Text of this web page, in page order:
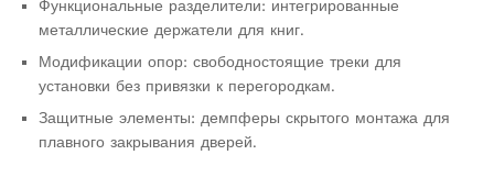
Функциональные разделители: интегрированные
металлические держатели для книг.
Модификации опор: свободностоящие треки для
установки без привязки к перегородкам.
Защитные элементы: демпферы скрытого монтажа для
плавного закрывания дверей.